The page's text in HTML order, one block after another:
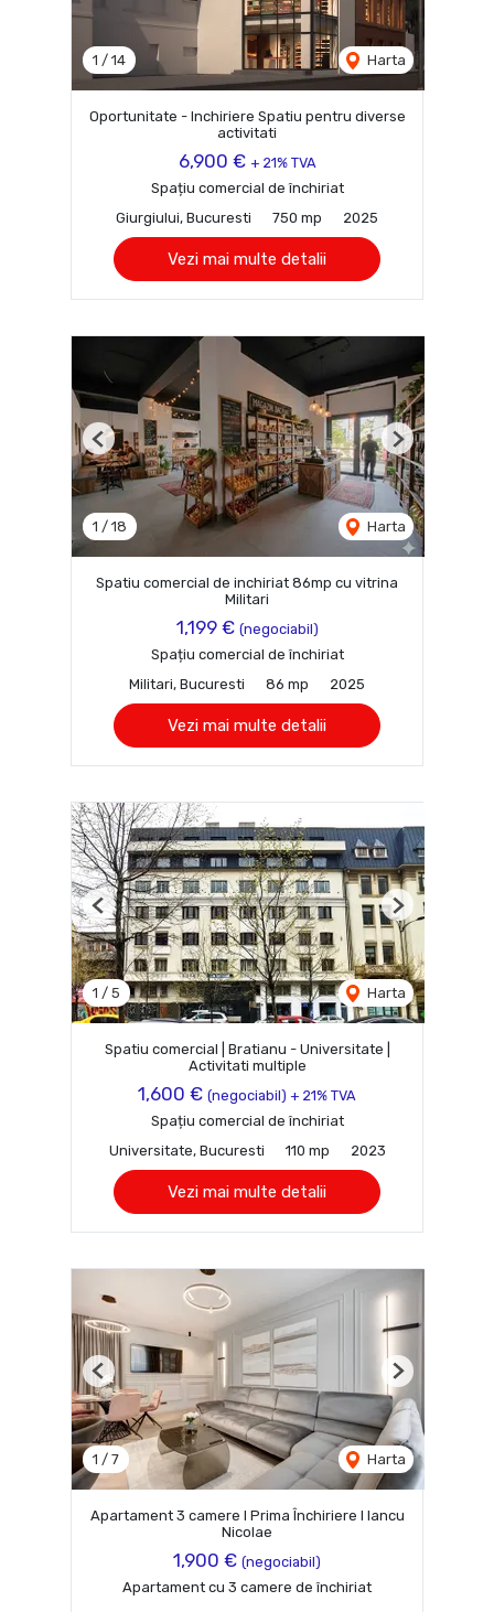
1 / 14 Harta
Oportunitate - Inchiriere Spatiu pentru diverse
activitati
6,900 € + 21% TVA
Spațiu comercial de închiriat
Giurgiului, Bucuresti
750 mp 2025
Vezi mai multe detalii
1 / 18 Harta
Previous Next
Spatiu comercial de inchiriat 86mp cu vitrina
Militari
1,199 € (negociabil)
Spațiu comercial de închiriat
Militari, Bucuresti
86 mp 2025
Vezi mai multe detalii
1 / 5 Harta
Previous Next
Spatiu comercial | Bratianu - Universitate |
Activitati multiple
1,600 € (negociabil) + 21% TVA
Spațiu comercial de închiriat
Universitate, Bucuresti
110 mp 2023
Vezi mai multe detalii
1 / 7 Harta
Previous Next
Apartament 3 camere I Prima Închiriere I Iancu
Nicolae
1,900 € (negociabil)
Apartament cu 3 camere de închiriat